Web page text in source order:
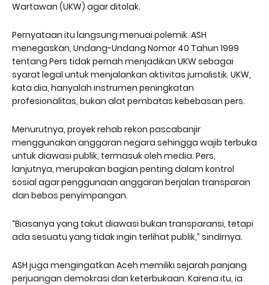
Wartawan (UKW) agar ditolak.
Pernyataan itu langsung menuai polemik. ASH
menegaskan, Undang-Undang Nomor 40 Tahun 1999
tentang Pers tidak pernah menjadikan UKW sebagai
syarat legal untuk menjalankan aktivitas jurnalistik. UKW,
kata dia, hanyalah instrumen peningkatan
profesionalitas, bukan alat pembatas kebebasan pers.
Menurutnya, proyek rehab rekon pascabanjir
menggunakan anggaran negara sehingga wajib terbuka
untuk diawasi publik, termasuk oleh media. Pers,
lanjutnya, merupakan bagian penting dalam kontrol
sosial agar penggunaan anggaran berjalan transparan
dan bebas penyimpangan.
“Biasanya yang takut diawasi bukan transparansi, tetapi
ada sesuatu yang tidak ingin terlihat publik,” sindirnya.
ASH juga mengingatkan Aceh memiliki sejarah panjang
perjuangan demokrasi dan keterbukaan. Karena itu, ia